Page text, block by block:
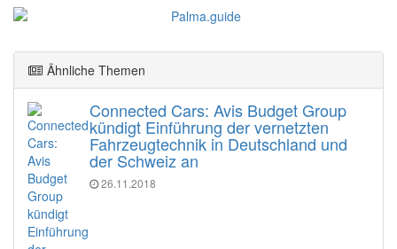
Ähnliche Themen
Connected Cars: Avis Budget Group
kündigt Einführung der vernetzten
Fahrzeugtechnik in Deutschland und
der Schweiz an
26.11.2018